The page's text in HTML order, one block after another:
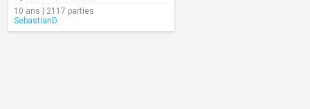
10 ans | 2117 parties
SebastianD